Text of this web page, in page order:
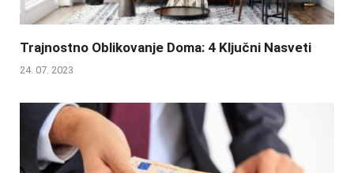
Trajnostno Oblikovanje Doma: 4 Ključni Nasveti
24. 07. 2023